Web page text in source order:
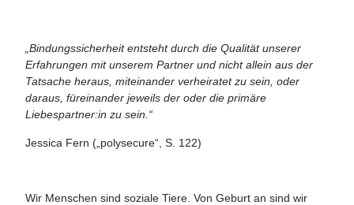
„Bindungssicherheit entsteht durch die Qualität unserer
Erfahrungen mit unserem Partner und nicht allein aus der
Tatsache heraus, miteinander verheiratet zu sein, oder
daraus, füreinander jeweils der oder die primäre
Liebespartner:in zu sein.“
Jessica Fern („polysecure“, S. 122)
Wir Menschen sind soziale Tiere. Von Geburt an sind wir